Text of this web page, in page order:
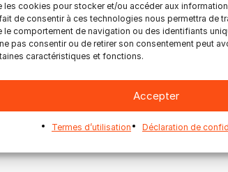
les cookies pour stocker et/ou accéder aux
de consentir à ces technologies nous permettra de
le comportement de navigation ou des identifiants
pas consentir ou de retirer son consentement peut
caractéristiques et fonctions.
Accepter
Termes d’utilisation Déclaration de
nous voir et discutons de la manière
et de finition.
: Hôtel Omni Shoreham, Washington D.C.
: 10-12 août 2023
plus d’informations sur l’événement,